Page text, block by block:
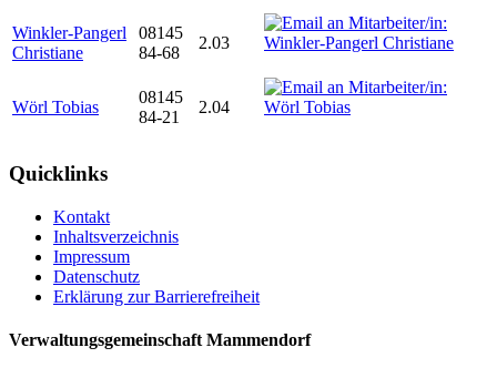
Winkler-Pangerl
Christiane
08145
84-68
2.03
Wörl Tobias
08145
84-21
2.04
Quicklinks
Kontakt
Inhaltsverzeichnis
Impressum
Datenschutz
Erklärung zur Barrierefreiheit
Verwaltungsgemeinschaft Mammendorf